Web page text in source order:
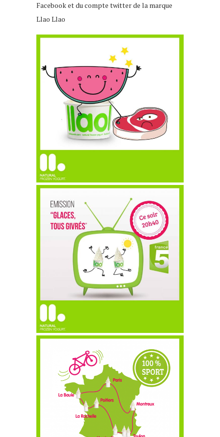
Facebook et du compte twitter de la marque
Llao Llao